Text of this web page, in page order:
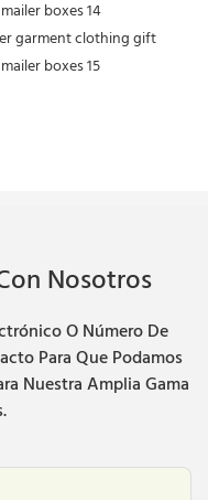
Nosotros
O Número De
Para Que Podamos
Nuestra Amplia Gama